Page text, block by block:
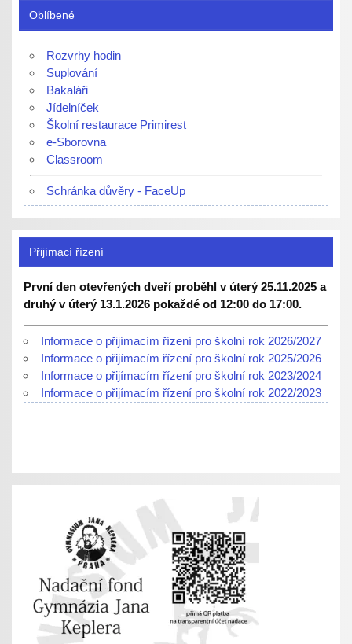
Oblíbené
Rozvrhy hodin
Suplování
Bakaláři
Jídelníček
Školní restaurace Primirest
e-Sborovna
Classroom
Schránka důvěry - FaceUp
Přijímací řízení
První den otevřených dveří proběhl v úterý 25.11.2025 a
druhý v úterý 13.1.2026 pokaždé od 12:00 do 17:00.
Informace o přijímacím řízení pro školní rok 2026/2027
Informace o přijímacím řízení pro školní rok 2025/2026
Informace o přijímacím řízení pro školní rok 2023/2024
Informace o přijímacím řízení pro školní rok 2022/2023